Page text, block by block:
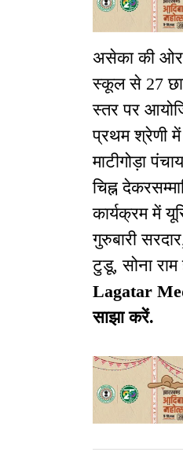
असेका की ओर
स्कूल से 27
स्तर पर
प्रथम श्रेणी में
माटीगोड़ा
चिह्न
कार्यक्रम में
गुरुबारी
टुडू, सोना
Lagatar
साझा करें.